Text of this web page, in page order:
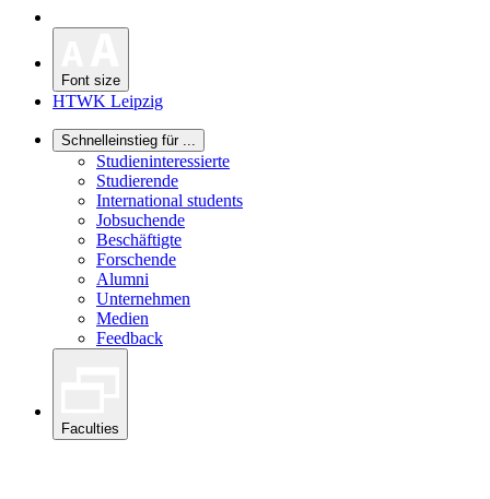
Font size
HTWK Leipzig
Schnelleinstieg für ...
Studieninteressierte
Studierende
International students
Jobsuchende
Beschäftigte
Forschende
Alumni
Unternehmen
Medien
Feedback
Faculties